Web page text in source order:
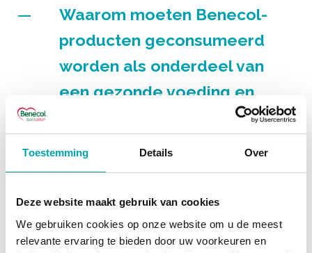
Toestemming Details Over
Deze website maakt gebruik van cookies
We gebruiken cookies op onze website om u de meest
relevante ervaring te bieden door uw voorkeuren en
Waarom moeten Benecol-
producten geconsumeerd
worden als onderdeel van
een gezonde voeding en
Hoeveel Benecol moet ik
eten om de juiste dagelijkse
hoeveelheid plantenstanolen
binnen te krijgen?